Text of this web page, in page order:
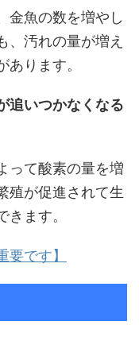
金魚の数を増やし
、汚れの量が増え
ります。
追いつかなくなる
って酸素の量を増
殖が促進されて生
ます。
です】